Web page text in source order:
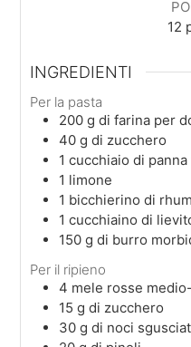
12
INGREDIENTI
Per la pasta
200 g di farina per
40 g di zucchero
1 cucchiaio di
1 limone
1 bicchierino di rhum
1 cucchiaino di
150 g di burro
Per il ripieno
4 mele rosse
15 g di zucchero
30 g di noci